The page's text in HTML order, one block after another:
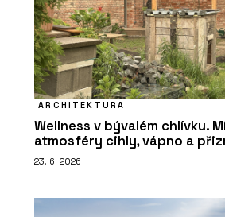
ARCHITEKTURA
Wellness v bývalém chlívku.
atmosféry cihly, vápno a
23. 6. 2026